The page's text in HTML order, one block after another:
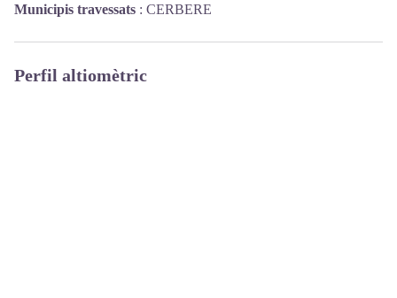
Municipis travessats : CERBERE
Perfil altiomètric